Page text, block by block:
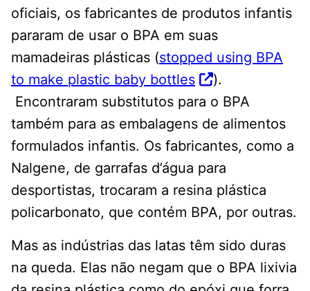
oficiais, os fabricantes de produtos infantis
pararam de usar o BPA em suas
mamadeiras plásticas (stopped using BPA
to make plastic baby bottles
).
Encontraram substitutos para o BPA
também para as embalagens de alimentos
formulados infantis. Os fabricantes, como a
Nalgene, de garrafas d’água para
desportistas, trocaram a resina plástica
policarbonato, que contém BPA, por outras.
Mas as indústrias das latas têm sido duras
na queda. Elas não negam que o BPA lixivia